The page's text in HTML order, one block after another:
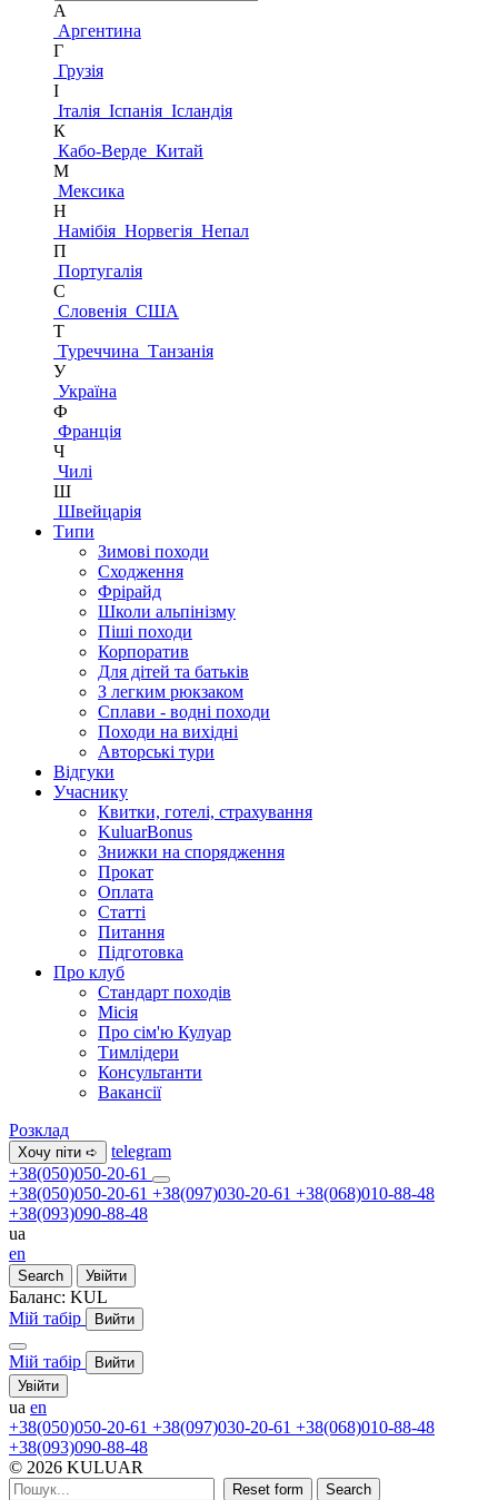
А
Аргентина
Г
Грузія
І
Італія Іспанія Ісландія
К
Кабо-Верде Китай
М
Мексика
Н
Намібія Норвегія Непал
П
Португалія
С
Словенія США
Т
Туреччина Танзанія
У
Україна
Ф
Франція
Ч
Чилі
Ш
Швейцарія
Типи
Зимові походи
Сходження
Фрірайд
Школи альпінізму
Піші походи
Корпоратив
Для дітей та батьків
З легким рюкзаком
Сплави - водні походи
Походи на вихідні
Авторські тури
Відгуки
Учаснику
Квитки, готелі, страхування
KuluarBonus
Знижки на спорядження
Прокат
Оплата
Статті
Питання
Підготовка
Про клуб
Стандарт походів
Місія
Про сім'ю Кулуар
Тимлідери
Консультанти
Вакансії
Розклад
Хочу піти ➪
telegram
+38(050)050-20-61
+38(050)050-20-61 +38(097)030-20-61 +38(068)010-88-48
+38(093)090-88-48
ua
en
Search Увійти
Баланс: KUL
Мій табір
Вийти
Мій табір
Вийти
Увійти
ua en
+38(050)050-20-61 +38(097)030-20-61 +38(068)010-88-48
+38(093)090-88-48
© 2026 KULUAR
Reset form Search